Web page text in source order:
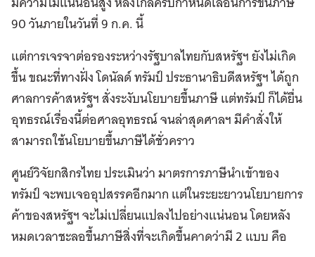
90 วันภายในวันที่ 9 ก.ค. นี้
แต่การเจรจาต่อรองระหว่างรัฐบาลไทยกับสหรัฐฯ ยังไม่เกิด
ขึ้น ขณะที่ทางฝั่ง โดนัลด์ ทรัมป์ ประธานาธิบดีสหรัฐฯ ได้ถูก
ศาลการค้าสหรัฐฯ สั่งระงับนโยบายขึ้นภาษี แต่ทรัมป์ ก็ได้ยื่น
อุทธรณ์เรื่องนี้ต่อศาลอุทธรณ์ จนล่าสุดศาลฯ มีคำสั่งให้
สามารถใช้นโยบายขึ้นภาษีได้ชั่วคราว
ศูนย์วิจัยกสิกรไทย ประเมินว่า มาตรการภาษีนำเข้าของ
ทรัมป์ จะพบเจออุปสรรคอีกมาก แต่ในระยะยาวนโยบายการ
ค้าของสหรัฐฯ จะไม่เปลี่ยนแปลงไปอย่างแน่นอน โดยหลัง
หมดเวลาชะลอขึ้นภาษีสิ่งที่จะเกิดขึ้นคาดว่ามี 2 แบบ คือ